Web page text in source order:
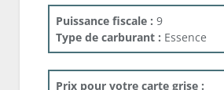
Puissance fiscale : 9
Type de carburant : Essence
Prix pour votre carte grise :